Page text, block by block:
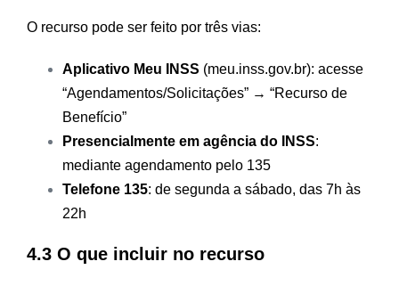
O recurso pode ser feito por três vias:
Aplicativo Meu INSS (meu.inss.gov.br): acesse
“Agendamentos/Solicitações” → “Recurso de
Benefício”
Presencialmente em agência do INSS:
mediante agendamento pelo 135
Telefone 135: de segunda a sábado, das 7h às
22h
4.3 O que incluir no recurso